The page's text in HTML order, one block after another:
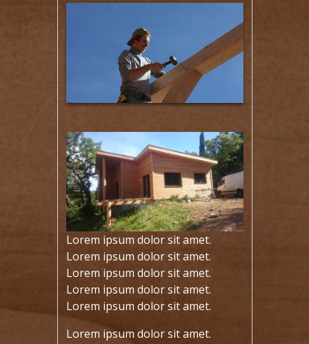
Lorem ipsum dolor sit amet.
Lorem ipsum dolor sit amet.
Lorem ipsum dolor sit amet.
Lorem ipsum dolor sit amet.
Lorem ipsum dolor sit amet.
Lorem ipsum dolor sit amet.